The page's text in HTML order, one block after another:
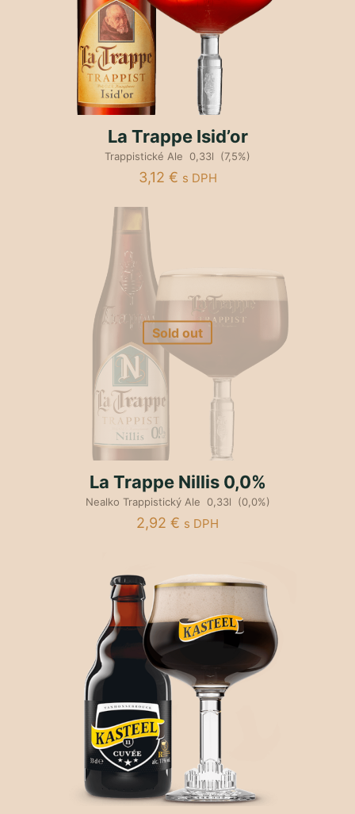
La Trappe Isid’or
Trappistické Ale 0,33l (7,5%)
3,12 € s DPH
Sold out
La Trappe Nillis 0,0%
Nealko Trappistický Ale 0,33l (0,0%)
2,92 € s DPH